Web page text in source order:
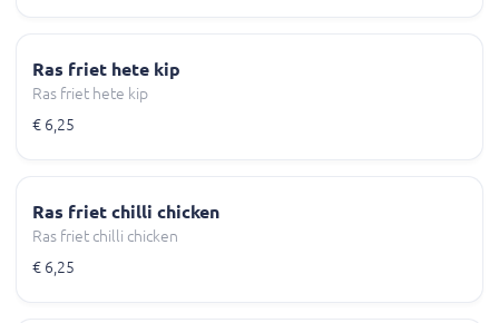
Ras friet hete kip
Ras friet hete kip
€ 6,25
Ras friet chilli chicken
Ras friet chilli chicken
€ 6,25